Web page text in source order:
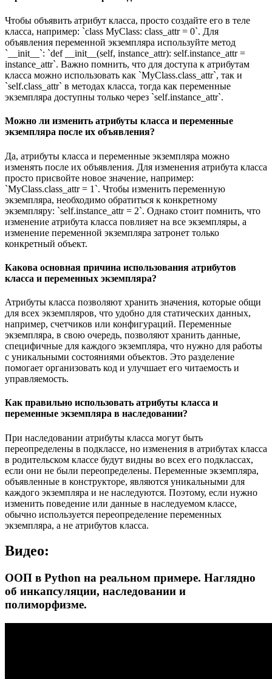
Чтобы объявить атрибут класса, просто создайте его в теле
класса, например: `class MyClass: class_attr = 0`. Для
объявления переменной экземпляра используйте метод
`__init__`: `def __init__(self, instance_attr): self.instance_attr =
instance_attr`. Важно помнить, что для доступа к атрибутам
класса можно использовать как `MyClass.class_attr`, так и
`self.class_attr` в методах класса, тогда как переменные
экземпляра доступны только через `self.instance_attr`.
Можно ли изменить атрибуты класса и переменные
экземпляра после их объявления?
Да, атрибуты класса и переменные экземпляра можно
изменять после их объявления. Для изменения атрибута класса
просто присвойте новое значение, например:
`MyClass.class_attr = 1`. Чтобы изменить переменную
экземпляра, необходимо обратиться к конкретному
экземпляру: `self.instance_attr = 2`. Однако стоит помнить, что
изменение атрибута класса повлияет на все экземпляры, а
изменение переменной экземпляра затронет только
конкретный объект.
Какова основная причина использования атрибутов
класса и переменных экземпляра?
Атрибуты класса позволяют хранить значения, которые общи
для всех экземпляров, что удобно для статических данных,
например, счетчиков или конфигураций. Переменные
экземпляра, в свою очередь, позволяют хранить данные,
специфичные для каждого экземпляра, что нужно для работы
с уникальными состояниями объектов. Это разделение
помогает организовать код и улучшает его читаемость и
управляемость.
Как правильно использовать атрибуты класса и
переменные экземпляра в наследовании?
При наследовании атрибуты класса могут быть
переопределены в подклассе, но изменения в атрибутах класса
в родительском классе будут видны во всех его подклассах,
если они не были переопределены. Переменные экземпляра,
объявленные в конструкторе, являются уникальными для
каждого экземпляра и не наследуются. Поэтому, если нужно
изменить поведение или данные в наследуемом классе,
обычно используется переопределение переменных
экземпляра, а не атрибутов класса.
Видео:
ООП в Python на реальном примере. Наглядно
об инкапсуляции, наследовании и
полиморфизме.